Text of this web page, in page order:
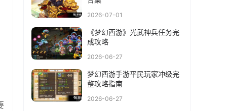
2026-07-01
《梦幻西游》光武神兵任务完
成攻略
2026-06-27
梦幻西游手游平民玩家冲级完
整攻略指南
2026-06-27